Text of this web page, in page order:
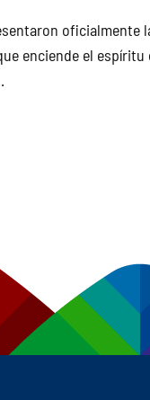
oficialmente
enciende el